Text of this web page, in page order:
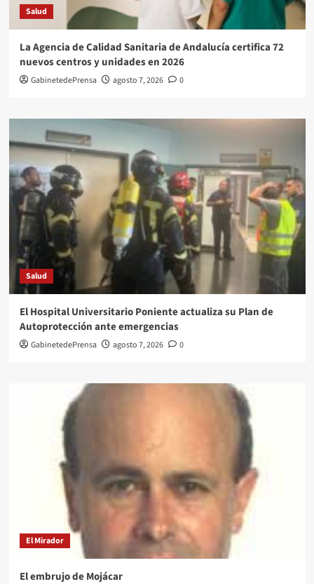
Salud
La Agencia de Calidad Sanitaria de Andalucía certifica 72
nuevos centros y unidades en 2026
GabinetedePrensa agosto 7, 2026 0
Salud
El Hospital Universitario Poniente actualiza su Plan de
Autoprotección ante emergencias
GabinetedePrensa agosto 7, 2026 0
El Mirador
El embrujo de Mojácar